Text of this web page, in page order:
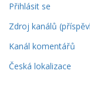
Přihlásit se
Zdroj kanálů
Kanál komentářů
Česká lokalizace